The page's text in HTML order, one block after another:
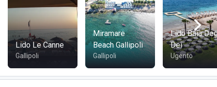
Lido Le Canne
Gallipoli
Miramare
Beach Gallipoli
Gallipoli
Lido Baia
Dei
Ugento